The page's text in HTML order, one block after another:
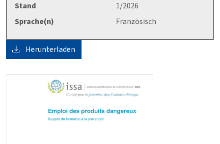
Stand
1/2026
Sprache(n)
Französisch
Herunterladen